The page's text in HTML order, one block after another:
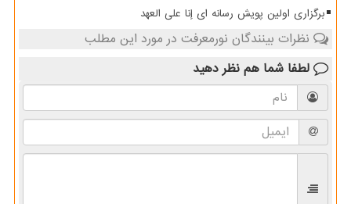
برگزاری اولین پویش رسانه ای إنا علی العهد
نظرات بینندگان نورمعرفت در مورد این مطلب
لطفا شما هم نظر دهید